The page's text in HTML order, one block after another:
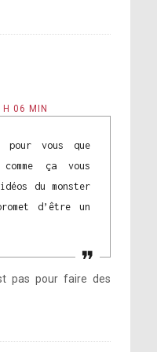
06 MIN
pour vous que
ça vous
du monster
d’être un
pas pour faire des